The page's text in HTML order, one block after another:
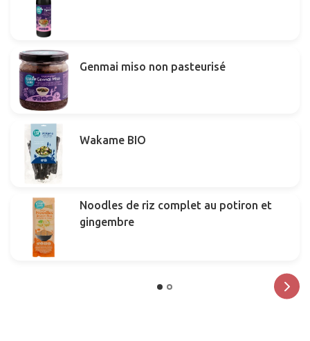
Genmai miso non pasteurisé
Wakame BIO
Noodles de riz complet au potiron et
gingembre